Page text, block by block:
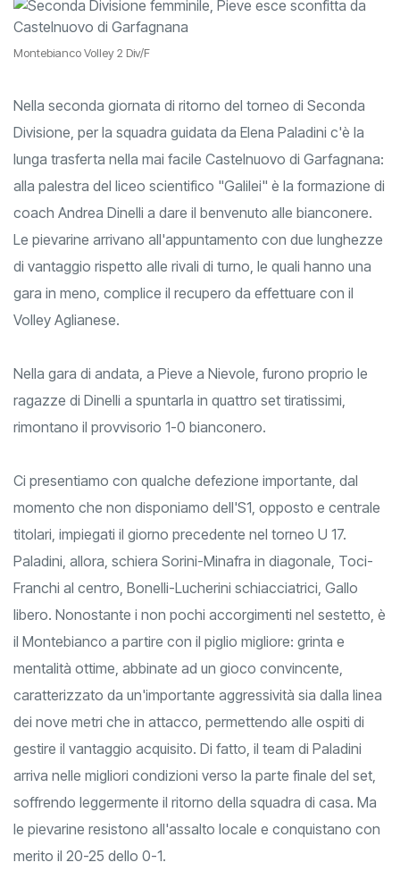
Nella seconda giornata di ritorno del torneo di Seconda
Divisione, per la squadra guidata da Elena Paladini c'è la
lunga trasferta nella mai facile Castelnuovo di Garfagnana:
alla palestra del liceo scientifico "Galilei" è la formazione di
coach Andrea Dinelli a dare il benvenuto alle bianconere.
Le pievarine arrivano all'appuntamento con due lunghezze
di vantaggio rispetto alle rivali di turno, le quali hanno una
gara in meno, complice il recupero da effettuare con il
Nella gara di andata, a Pieve a Nievole, furono proprio le
ragazze di Dinelli a spuntarla in quattro set tiratissimi,
Ci presentiamo con qualche defezione importante, dal
momento che non disponiamo dell'S1, opposto e centrale
titolari, impiegati il giorno precedente nel torneo U 17.
Paladini, allora, schiera Sorini-Minafra in diagonale, Toci-
Franchi al centro, Bonelli-Lucherini schiacciatrici, Gallo
libero. Nonostante i non pochi accorgimenti nel sestetto, è
il Montebianco a partire con il piglio migliore: grinta e
mentalità ottime, abbinate ad un gioco convincente,
caratterizzato da un'importante aggressività sia dalla linea
dei nove metri che in attacco, permettendo alle ospiti di
gestire il vantaggio acquisito. Di fatto, il team di Paladini
arriva nelle migliori condizioni verso la parte finale del set,
soffrendo leggermente il ritorno della squadra di casa. Ma
le pievarine resistono all'assalto locale e conquistano con